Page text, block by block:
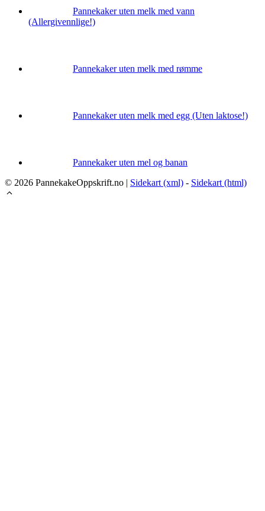
Pannekaker uten melk med vann
(Allergivennlige!)
Pannekaker uten melk med rømme
Pannekaker uten melk med egg (Uten laktose!)
Pannekaker uten mel og banan
© 2026 PannekakeOppskrift.no | Sidekart (xml) - Sidekart (html)